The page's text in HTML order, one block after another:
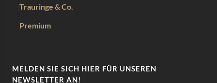
Trauringe & Co.
Premium
MELDEN SIE SICH HIER FÜR UNSEREN
NEWSLETTER AN!